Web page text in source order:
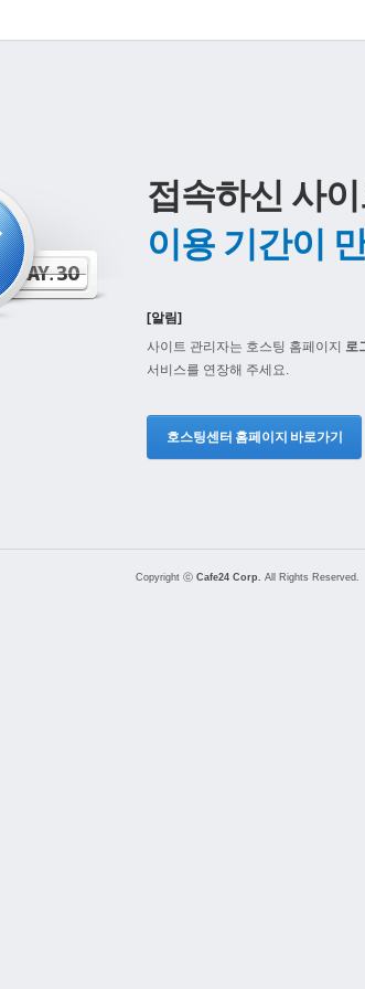
접속하신 사
이용 기간이
[알림]
사이트 관리자는 호스팅 홈페이지 로
서비스를 연장해 주세요.
호스팅센터 홈페이지 바로가기
Copyright ⓒ Cafe24 Corp. All Rights Reserved.